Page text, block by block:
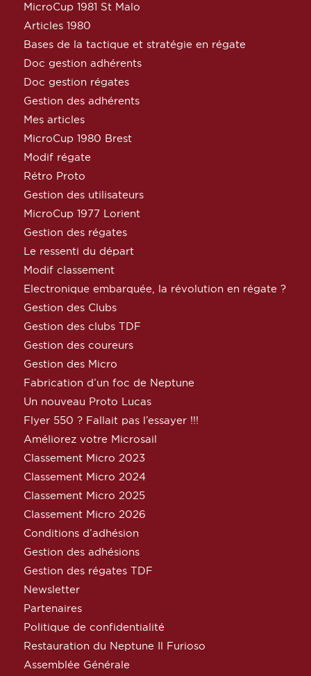
MicroCup 1981 St Malo
Articles 1980
Bases de la tactique et stratégie en régate
Doc gestion adhérents
Doc gestion régates
Gestion des adhérents
Mes articles
MicroCup 1980 Brest
Modif régate
Rétro Proto
Gestion des utilisateurs
MicroCup 1977 Lorient
Gestion des régates
Le ressenti du départ
Modif classement
Electronique embarquée, la révolution en régate ?
Gestion des Clubs
Gestion des clubs TDF
Gestion des coureurs
Gestion des Micro
Fabrication d’un foc de Neptune
Un nouveau Proto Lucas
Flyer 550 ? Fallait pas l’essayer !!!
Améliorez votre Microsail
Classement Micro 2023
Classement Micro 2024
Classement Micro 2025
Classement Micro 2026
Conditions d’adhésion
Gestion des adhésions
Gestion des régates TDF
Newsletter
Partenaires
Politique de confidentialité
Restauration du Neptune Il Furioso
Assemblée Générale